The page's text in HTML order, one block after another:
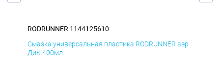
RODRUNNER 1144125610
Смазка универсальная пластика RODRUNNER аэр
ДиК 400мл